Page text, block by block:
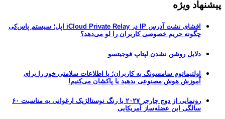
پیشنهاد ویژه
افشای نشت آدرس IP در iCloud Private Relay اپل؛ سیستم پاس‌کی
چگونه حریم خصوصی کاربران را لو می‌دهد؟
دلایل روشن نشدن لپتاپ فوجیتسو
اولتیماتوم سامسونگ به کاربران؛ یا اطلاعات سلامتی خود را برای
آموزش هوش مصنوعی بدهید یا پاکشان می‌کنیم!
رونمایی از دوج چارجر ۲۰۲۷ با رنگ نوستالژیک ارغوانی به مناسبت ۶۰
سالگی این عضله‌ساز آمریکایی